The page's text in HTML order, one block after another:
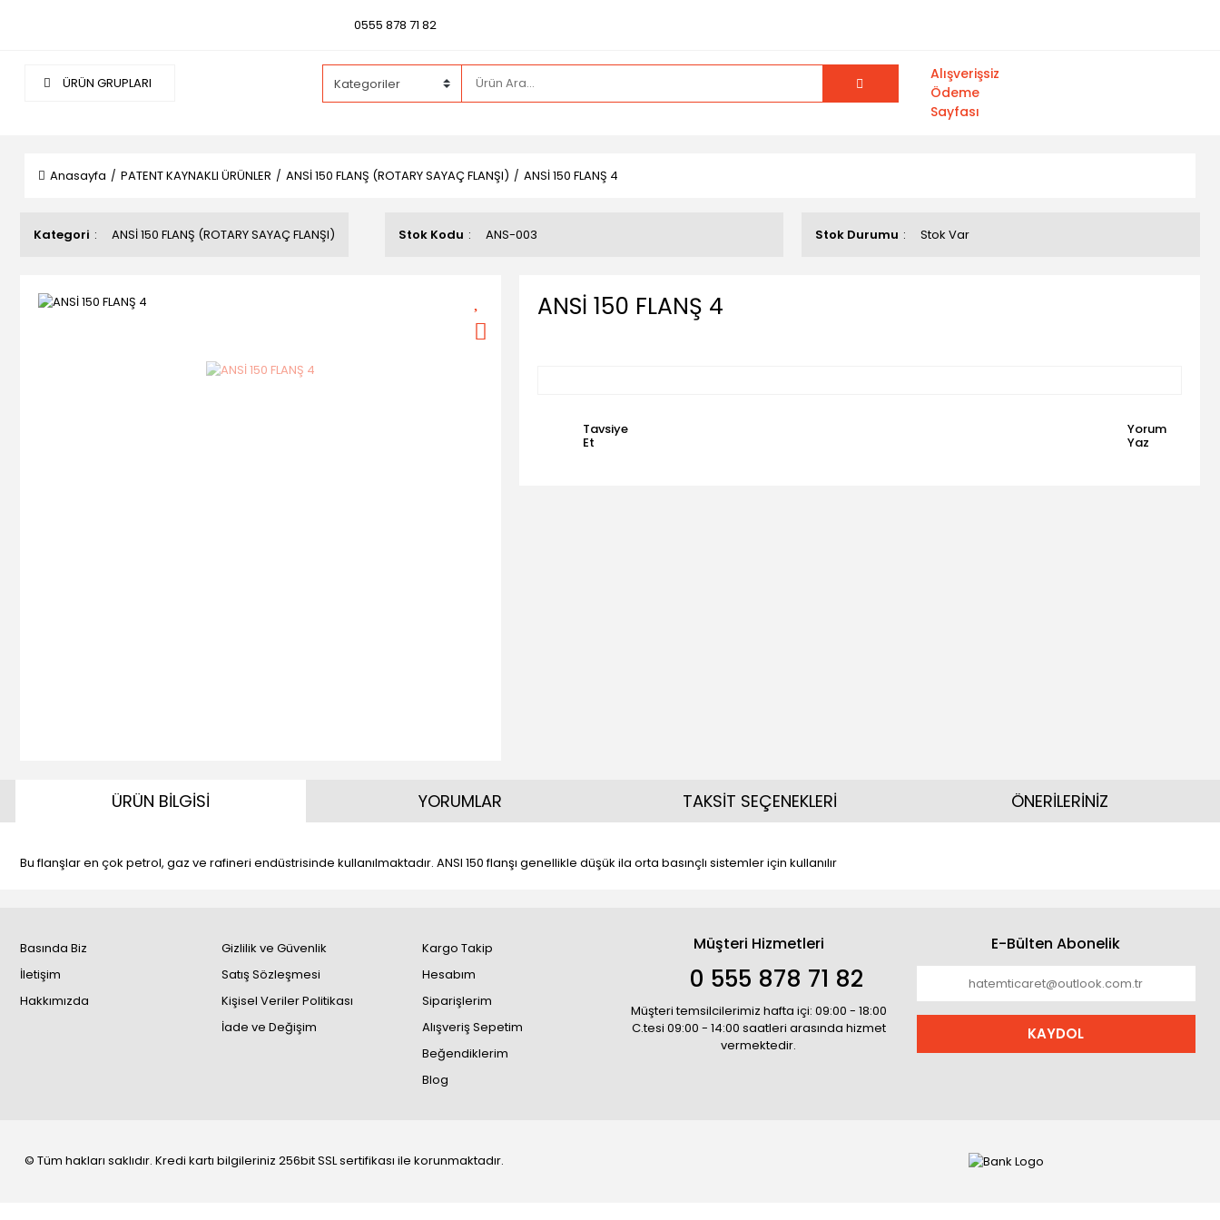
0555 878 71 82
ÜRÜN GRUPLARI
Alışverişsiz
Ödeme
Sayfası
Anasayfa PATENT KAYNAKLI ÜRÜNLER ANSİ 150 FLANŞ (ROTARY SAYAÇ FLANŞI) ANSİ 150 FLANŞ 4
Kategori ANSİ 150 FLANŞ (ROTARY SAYAÇ FLANŞI) Stok Kodu ANS-003 Stok Durumu Stok Var
ANSİ 150 FLANŞ 4
Tavsiye
Et
Yorum
Yaz
ÜRÜN BİLGİSİ
Bu flanşlar en çok petrol, gaz ve rafineri endüstrisinde kullanılmaktadır. ANSI 150 flanşı genellikle düşük ila orta basınçlı sistemler için kullanılır
YORUMLAR TAKSİT SEÇENEKLERİ ÖNERİLERİNİZ
Basında Biz
İletişim
Hakkımızda
Gizlilik ve Güvenlik
Satış Sözleşmesi
Kişisel Veriler Politikası
İade ve Değişim
Kargo Takip
Hesabım
Siparişlerim
Alışveriş Sepetim
Beğendiklerim
Blog
Müşteri Hizmetleri
0 555 878 71 82
Müşteri temsilcilerimiz hafta içi: 09:00 - 18:00
C.tesi 09:00 - 14:00 saatleri arasında hizmet
vermektedir.
E-Bülten Abonelik
KAYDOL
© Tüm hakları saklıdır. Kredi kartı bilgileriniz 256bit SSL sertifikası ile korunmaktadır.